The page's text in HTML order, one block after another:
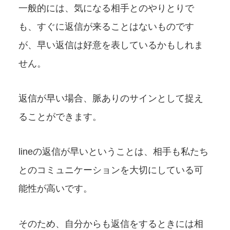
一般的には、気になる相手とのやりとりで
も、すぐに返信が来ることはないものです
が、早い返信は好意を表しているかもしれま
せん。
返信が早い場合、脈ありのサインとして捉え
ることができます。
lineの返信が早いということは、相手も私たち
とのコミュニケーションを大切にしている可
能性が高いです。
そのため、自分からも返信をするときには相